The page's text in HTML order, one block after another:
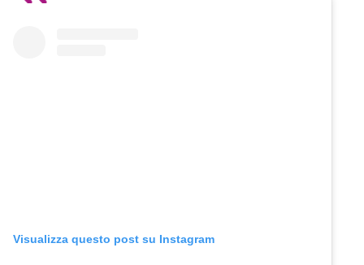
Visualizza questo post su Instagram